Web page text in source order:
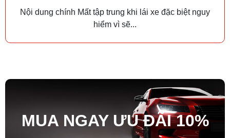
Nội dung chính Mất tập trung khi lái xe đặc biệt nguy
hiểm vì sẽ...
MUA NGAY ƯU ĐÃI10%